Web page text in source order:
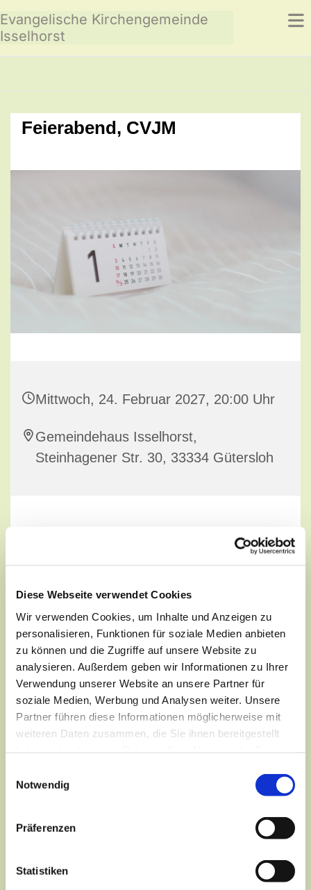
Diese Webseite verwendet Cookies
Wir verwenden Cookies, um Inhalte und Anzeigen zu
personalisieren, Funktionen für soziale Medien anbieten
zu können und die Zugriffe auf unsere Website zu
analysieren. Außerdem geben wir Informationen zu Ihrer
Verwendung unserer Website an unsere Partner für
soziale Medien, Werbung und Analysen weiter. Unsere
Partner führen diese Informationen möglicherweise mit
weiteren Daten zusammen, die Sie ihnen bereitgestellt
Notwendig
Präferenzen
Statistiken
Evangelische Kirchengemeinde
Isselhorst
Feierabend, CVJM
Mittwoch, 24. Februar 2027, 20:00 Uhr
Gemeindehaus Isselhorst,
Steinhagener Str. 30, 33334 Gütersloh
Dies könnte Sie auch